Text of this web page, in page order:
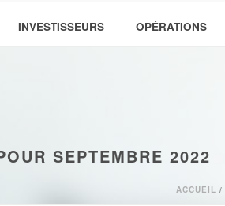
INVESTISSEURS OPÉRATIONS
SEPTEMBRE 2022
ACCUEIL /